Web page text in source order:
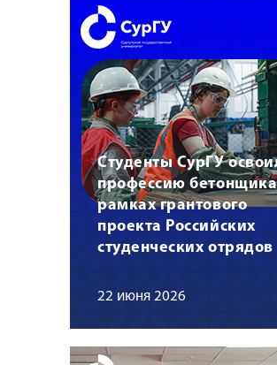
Студенты СурГУ
профессию
рамках грантового
проекта Российских
студенческих отрядов
22 июня 2026